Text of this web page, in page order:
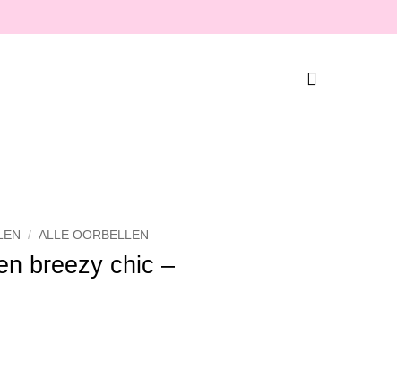
/ ALLE OORBELLEN
breezy chic –